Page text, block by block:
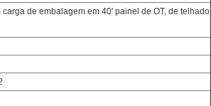
de embalagem em 40' painel de OT, de telhado